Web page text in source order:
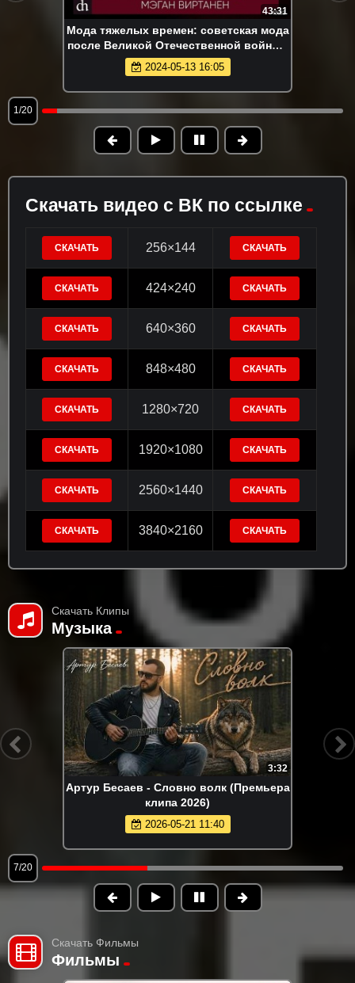
43:31
Мода тяжелых времен: советская мода
после Великой Отечественной войны /
Мэган Виртанен
2024-05-13 16:05
1/20
Скачать видео с ВК по ссылке
СКАЧАТЬ 256×144 СКАЧАТЬ
СКАЧАТЬ 424×240 СКАЧАТЬ
СКАЧАТЬ 640×360 СКАЧАТЬ
СКАЧАТЬ 848×480 СКАЧАТЬ
СКАЧАТЬ 1280×720 СКАЧАТЬ
СКАЧАТЬ 1920×1080 СКАЧАТЬ
СКАЧАТЬ 2560×1440 СКАЧАТЬ
СКАЧАТЬ 3840×2160 СКАЧАТЬ
Скачать Клипы
Музыка
3:32
Артур Бесаев - Словно волк (Премьера
клипа 2026)
2026-05-21 11:40
7/20
Скачать Фильмы
Фильмы